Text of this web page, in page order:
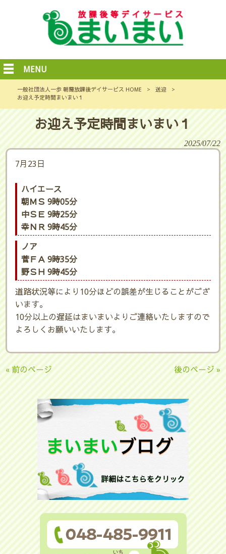
MENU
一般社団法人一歩 朝霞放課後デイサービス HOME > 送迎
>
お迎え予定時間まいまい１
お迎え予定時間まいまい１
2025/07/22
7月23日
ハイエース
朝ＭＳ 9時05分
中ＳＥ 9時25分
幸ＮＲ 9時45分
ノア
菅ＦＡ 9時35分
野ＳＨ 9時45分
道路状況等により10分ほどの誤差が生じることがござ
います。
10分以上の遅延はまいまいよりご連絡いたしますので
よろしくお願いいたします。
« 前のページ 後のページ »